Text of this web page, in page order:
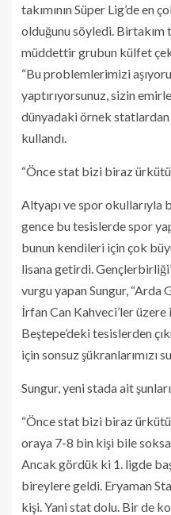
takımının Süper Lig’de en
olduğunu söyledi.
müddettir grubun külfet
“Bu problemlerimizi
yaptırıyorsunuz, sizin
dünyadaki örnek
kullandı.
“Önce stat bizi biraz
Altyapı ve spor okullarıyla
gence bu tesislerde spor
bunun kendileri için çok
lisana getirdi.
vurgu yapan Sungur, “Arda
İrfan Can Kahveci’ler
Beştepe’deki tesislerden
için sonsuz şükranlarımızı
Sungur, yeni stada ait
“Önce stat bizi biraz
oraya 7-8 bin kişi bile
Ancak gördük ki 1. ligde
bireylere geldi. Eryaman
kişi. Yani stat dolu. Bir de